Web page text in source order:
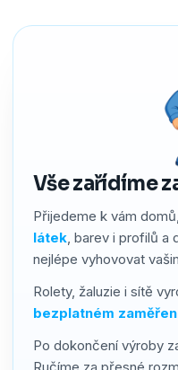
Vše zařídíme
Přijedeme k vám
látek, barev i profilů a
nejlépe vyhovovat
Rolety, žaluzie i sítě
bezplatném
Po dokončení výroby
podle typu stínění.
zpracování, a pokud by
náš servis vyřídíme